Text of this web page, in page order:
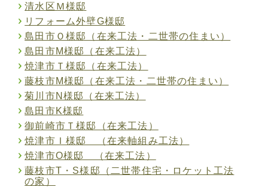
清水区Ｍ様邸
リフォーム外壁G様邸
島田市Ｏ様邸（在来工法・二世帯の住まい）
島田市M様邸（在来工法）
焼津市Ｔ様邸（在来工法）
藤枝市M様邸（在来工法・二世帯の住まい）
菊川市N様邸（在来工法）
島田市K様邸
御前崎市Ｔ様邸（在来工法）
焼津市Ｉ様邸 （在来軸組み工法）
焼津市O様邸 （在来工法）
藤枝市T・S様邸（二世帯住宅・ロケット工法
の家）